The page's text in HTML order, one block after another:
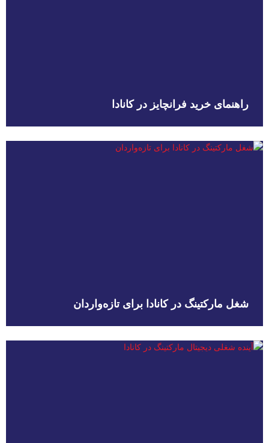
راهنمای خرید فرانچایز در کانادا
شغل مارکتینگ در کانادا برای تازه‌واردان